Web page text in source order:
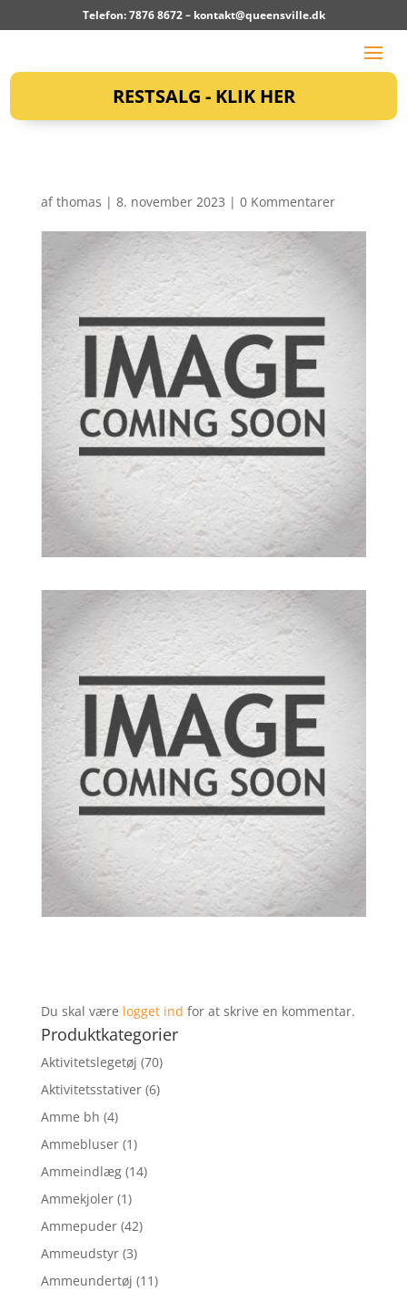
Telefon: 7876 8672 – kontakt@queensville.dk
RESTSALG - KLIK HER
afthomas | 8. november 2023 | 0 Kommentarer
Du skal være logget ind for at skrive en kommentar.
Produktkategorier
Aktivitetslegetøj (70)
Aktivitetsstativer (6)
Amme bh (4)
Ammebluser (1)
Ammeindlæg (14)
Ammekjoler (1)
Ammepuder (42)
Ammeudstyr (3)
Ammeundertøj (11)